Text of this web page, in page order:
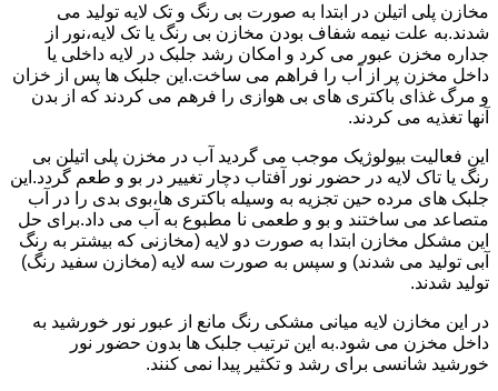
مخازن پلی اتیلن در ابتدا به صورت بی رنگ و تک لایه تولید می
شدند.به علت نیمه شفاف بودن مخازن بی رنگ یا تک لایه،نور از
جداره مخزن عبور می کرد و امکان رشد جلبک در لایه داخلی یا
داخل مخزن پر از آب را فراهم می ساخت.این جلبک ها پس از خزان
و مرگ غذای باکتری های بی هوازی را فرهم می کردند که از بدن
آنها تغذیه می کردند.
این فعالیت بیولوژیک موجب می گردید آب در مخزن پلی اتیلن بی
رنگ یا تاک لایه در حضور نور آفتاب دچار تغییر در بو و طعم گردد.این
جلبک های مرده حین تجزیه به وسیله باکتری ها،بوی بدی را در آب
متصاعد می ساختند و بو و طعمی نا مطبوع به آب می داد.برای حل
این مشکل مخازن ابتدا به صورت دو لایه (مخازنی که بیشتر به رنگ
آبی تولید می شدند) و سپس به صورت سه لایه (مخازن سفید رنگ)
تولید شدند.
در این مخازن لایه میانی مشکی رنگ مانع از عبور نور خورشید به
داخل مخزن می شود.به این ترتیب جلبک ها بدون حضور نور
خورشید شانسی برای رشد و تکثیر پیدا نمی کنند.